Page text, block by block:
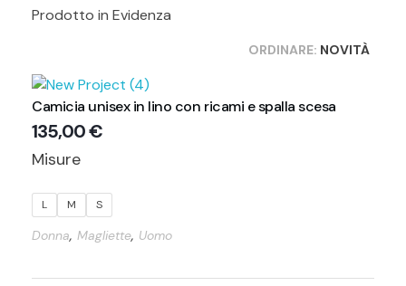
Prodotto in Evidenza
ORDINARE: NOVITÀ
Camicia unisex in lino con ricami e spalla scesa
135,00€
Misure
L M S
Donna, Magliette, Uomo